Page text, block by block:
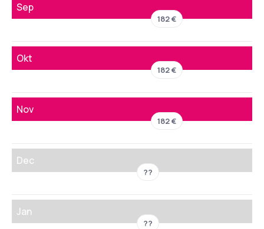
Sep
182 €
Okt
182 €
Nov
182 €
Dec
??
Jan
??